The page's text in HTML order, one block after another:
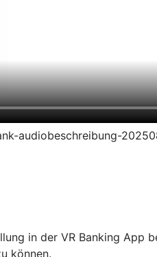
audiobeschreibung-
in der VR Banking App
können.